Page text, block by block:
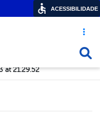
Acesso
at 21.29.52
ACESSIBILIDADE